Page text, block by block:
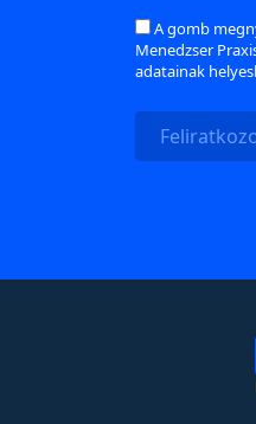
A gomb
Menedzser
adatainak